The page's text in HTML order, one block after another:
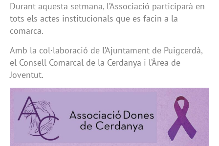
Durant aquesta setmana, l’Associació participarà en
tots els actes institucionals que es facin a la
comarca.
Amb la col·laboració de l’Ajuntament de Puigcerdà,
el Consell Comarcal de la Cerdanya i l’Àrea de
Joventut.